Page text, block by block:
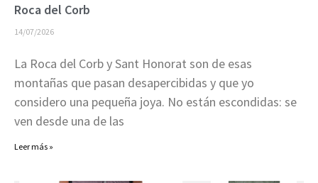
Roca del Corb
14/07/2026
La Roca del Corb y Sant Honorat son de esas
montañas que pasan desapercibidas y que yo
considero una pequeña joya. No están escondidas: se
ven desde una de las
Leer más »